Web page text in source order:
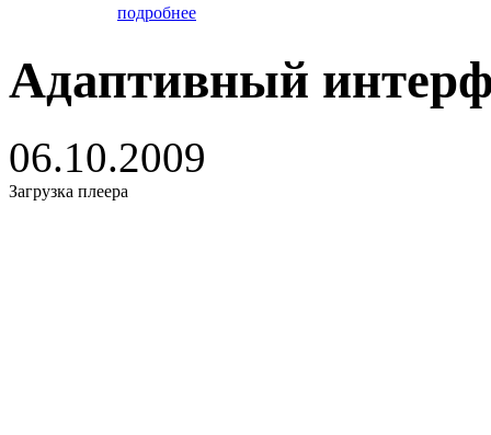
подробнее
Адаптивный
06.10.2009
Загрузка плеера